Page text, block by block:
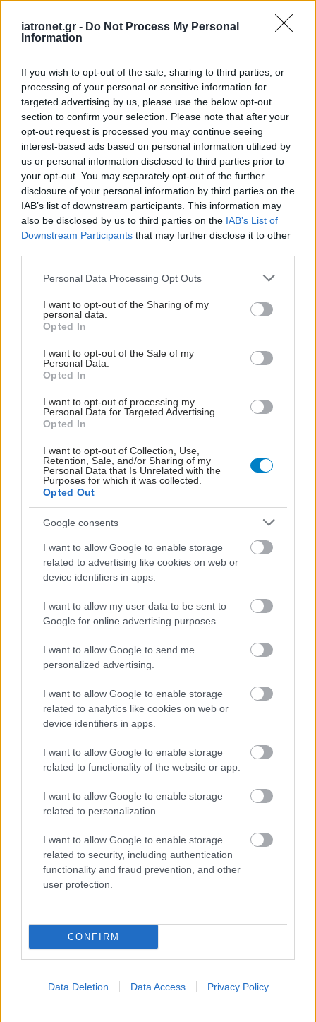
iatronet.gr - Do Not Process My Personal
Information
If you wish to opt-out of the sale, sharing to third parties, or
processing of your personal or sensitive information for
targeted advertising by us, please use the below opt-out
section to confirm your selection. Please note that after your
opt-out request is processed you may continue seeing
interest-based ads based on personal information utilized by
us or personal information disclosed to third parties prior to
your opt-out. You may separately opt-out of the further
disclosure of your personal information by third parties on the
IAB’s list of downstream participants. This information may
also be disclosed by us to third parties on the IAB’s List of
Downstream Participants that may further disclose it to other
Please note that this website/app uses one or more Google
not limited to your visit or usage behaviour. You may click to
grant or deny consent to Google and its third-party tags to
use your data for below specified purposes in below Google
consent section.
Personal Data Processing Opt Outs
I want to opt-out of the Sharing of my
personal data.
Opted In
I want to opt-out of the Sale of my
Personal Data.
Opted In
I want to opt-out of processing my
Personal Data for Targeted Advertising.
Opted In
I want to opt-out of Collection, Use,
Retention, Sale, and/or Sharing of my
Personal Data that Is Unrelated with the
Purposes for which it was collected.
Opted Out
Google consents
I want to allow Google to enable storage
related to advertising like cookies on web or
device identifiers in apps.
I want to allow my user data to be sent to
Google for online advertising purposes.
I want to allow Google to send me
personalized advertising.
I want to allow Google to enable storage
related to analytics like cookies on web or
device identifiers in apps.
I want to allow Google to enable storage
related to functionality of the website or app.
I want to allow Google to enable storage
related to personalization.
I want to allow Google to enable storage
related to security, including authentication
functionality and fraud prevention, and other
user protection.
CONFIRM
Data Deletion Data Access Privacy Policy
στη μέση ηλικία
προσθέτει 13 χρόνια
χωρίς άνοια [μελέτη]
Η ανθρώπινη πλευρά της
ρομποτικής
χειρουργικής-
Παρακολουθώντας το
στρες των χειρουργών
στο χειρουργείο
ΔΕΙΤΕ ΕΠΙΣΗΣ